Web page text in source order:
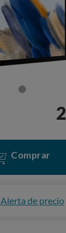
Comprar
Alerta de precio